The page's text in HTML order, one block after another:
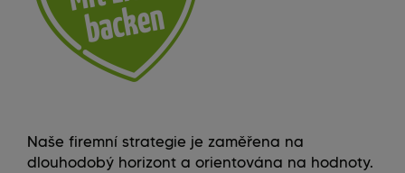
Naše firemní strategie je zaměřena na
dlouhodobý horizont a orientována na hodnoty.